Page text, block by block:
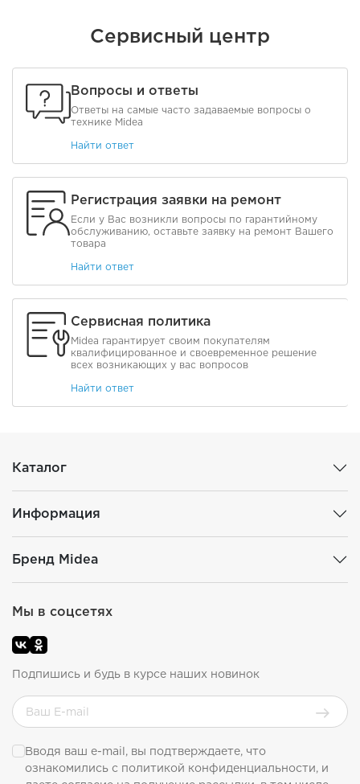
Сервисный центр
Вопросы и ответы
Ответы на самые часто задаваемые вопросы о
технике Midea
Найти ответ
Регистрация заявки на ремонт
Если у Вас возникли вопросы по гарантийному
обслуживанию, оставьте заявку на ремонт Вашего
товара
Найти ответ
Сервисная политика
Midea гарантирует своим покупателям
квалифицированное и своевременное решение
всех возникающих у вас вопросов
Найти ответ
Каталог
Информация
Бренд Midea
Мы в соцсетях
Подпишись и будь в курсе наших новинок
Вводя ваш e-mail, вы подтверждаете, что
ознакомились с политикой конфиденциальности, и